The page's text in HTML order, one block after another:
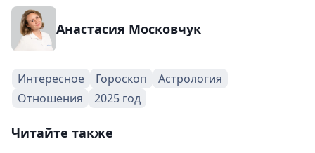
Анастасия Московчук
Интересное Гороскоп
Астрология
Отношения
2025 год
Читайте также